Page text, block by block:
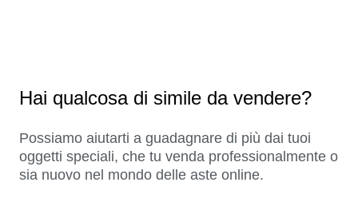
Hai qualcosa di simile da vendere?
Possiamo aiutarti a guadagnare di più dai tuoi
oggetti speciali, che tu venda professionalmente o
sia nuovo nel mondo delle aste online.